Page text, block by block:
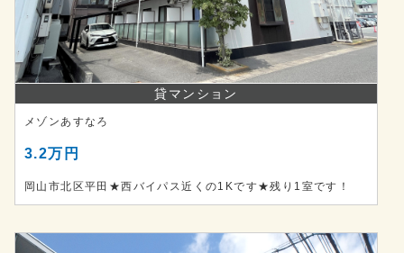
貸マンション
メゾンあすなろ
3.2万円
岡山市北区平田★西バイパス近くの1Kです★残り1室です！